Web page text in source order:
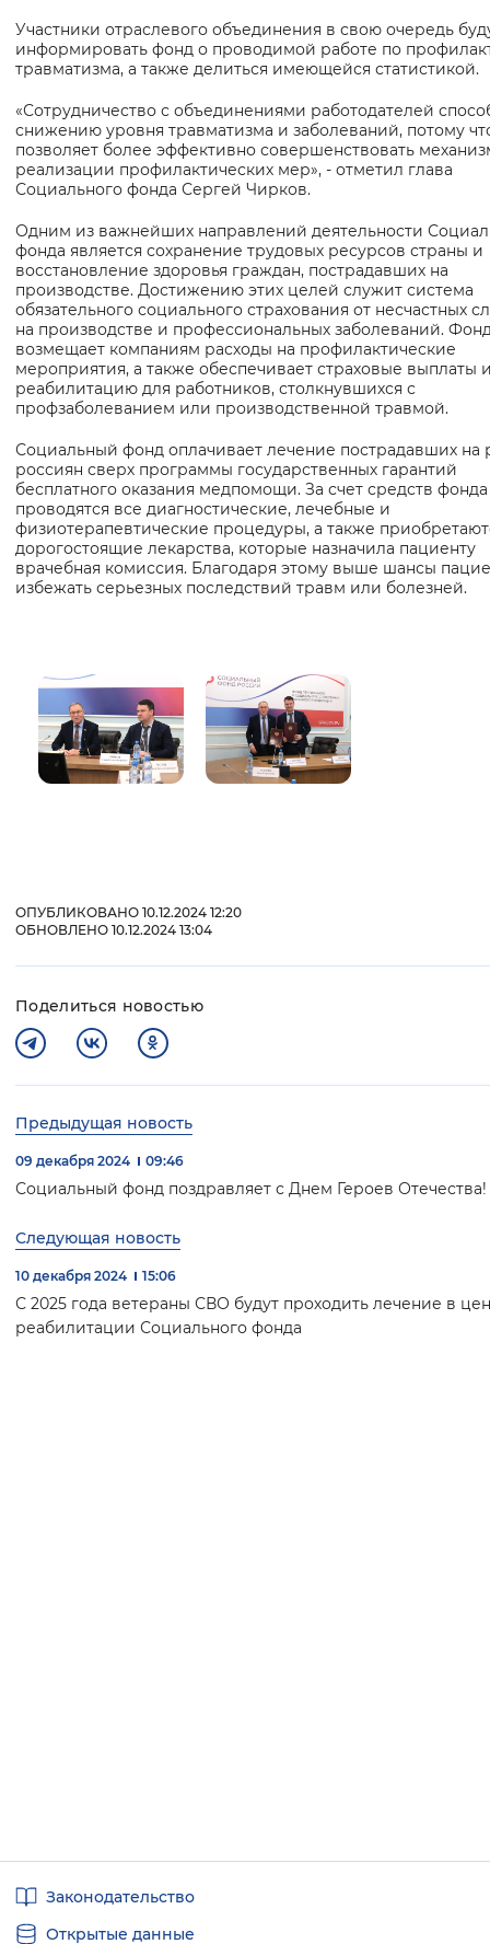
Участники отраслевого объединения в свою очередь
информировать фонд о проводимой работе по
травматизма, а также делиться имеющейся статистикой.
«Сотрудничество с объединениями работодателей
снижению уровня травматизма и заболеваний, потому
позволяет более эффективно совершенствовать
реализации профилактических мер», - отметил глава
Социального фонда Сергей Чирков.
Одним из важнейших направлений деятельности
фонда является сохранение трудовых ресурсов страны и
восстановление здоровья граждан, пострадавших на
производстве. Достижению этих целей служит система
обязательного социального страхования от несчастных
на производстве и профессиональных заболеваний.
возмещает компаниям расходы на профилактические
мероприятия, а также обеспечивает страховые выплаты
реабилитацию для работников, столкнувшихся с
профзаболеванием или производственной травмой.
Социальный фонд оплачивает лечение пострадавших на
россиян сверх программы государственных гарантий
бесплатного оказания медпомощи. За счет средств фонда
проводятся все диагностические, лечебные и
физиотерапевтические процедуры, а также
дорогостоящие лекарства, которые назначила пациенту
врачебная комиссия. Благодаря этому выше шансы
избежать серьезных последствий травм или болезней.
ОПУБЛИКОВАНО 10.12.2024 12:20
ОБНОВЛЕНО 10.12.2024 13:04
Поделиться новостью
Предыдущая новость
09 декабря 2024 09:46
Социальный фонд поздравляет с Днем Героев Отечества!
Следующая новость
10 декабря 2024 15:06
С 2025 года ветераны СВО будут проходить лечение в
реабилитации Социального фонда
ссылкиЗаконодательство
Открытые данные